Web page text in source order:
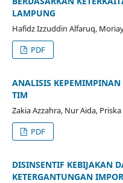
LAMPUNG
Hafidz Izzuddin Alfaruq,
PDF
ANALISIS
TIM
Zakia Azzahra, Nur Aida,
PDF
DISINSENTIF KEBIJAKAN
KETERGANTUNGAN